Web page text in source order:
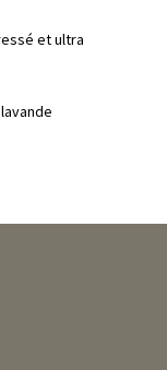
et ultra